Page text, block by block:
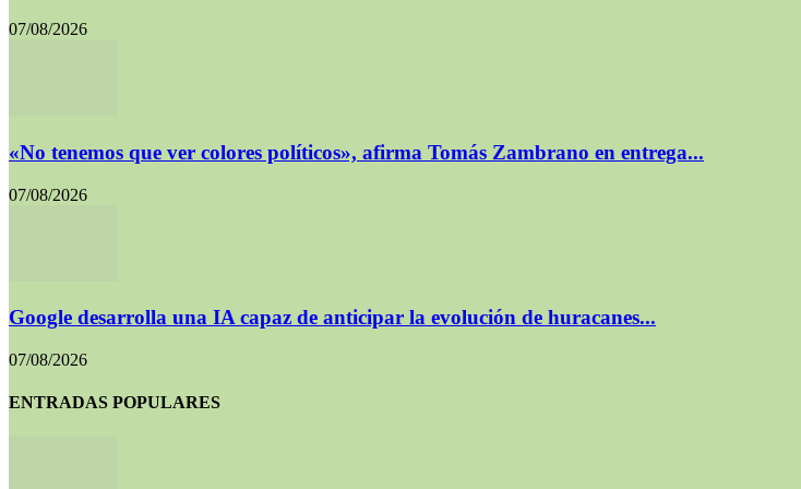
07/08/2026
«No tenemos que ver colores políticos», afirma Tomás Zambrano en entrega...
07/08/2026
Google desarrolla una IA capaz de anticipar la evolución de huracanes...
07/08/2026
ENTRADAS POPULARES